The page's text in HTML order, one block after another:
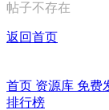
帖子不存在
返回首页
首页 资源库 免费
排行榜